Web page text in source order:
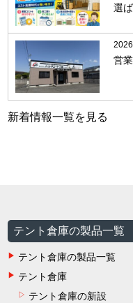
選
営
新着情報一覧を見る
テント倉庫の製品一覧
テント倉庫の製品一覧
テント倉庫
テント倉庫の新設